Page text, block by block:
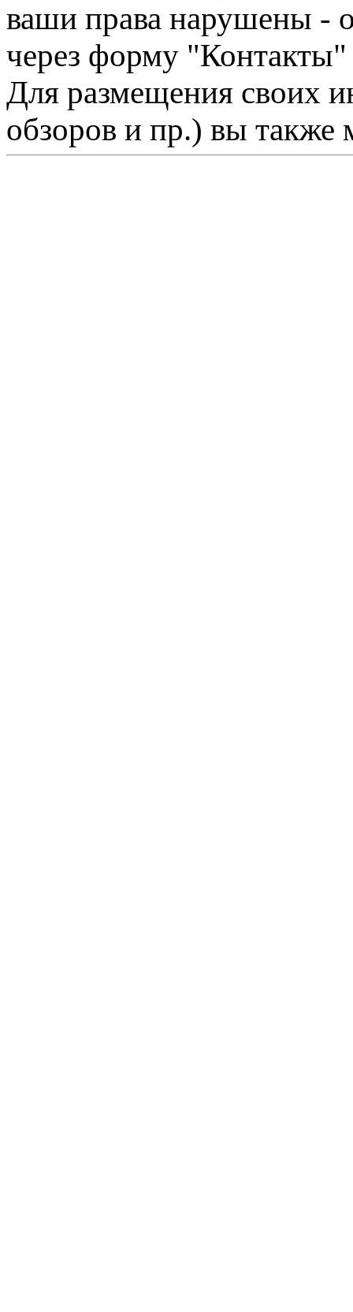
ваши права нарушены -
через форму "Контакты"
Для размещения своих
обзоров и пр.) вы также